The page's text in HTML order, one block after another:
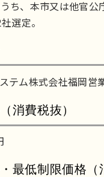
ち、本市又は他官公
選定。
テム株式会社福岡営
消費税抜）
最低制限価格（